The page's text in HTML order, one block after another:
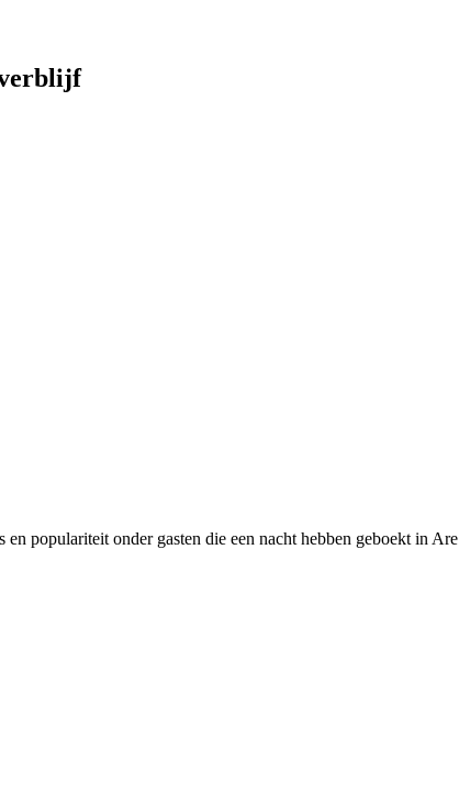
verblijf
en populariteit onder gasten die een nacht hebben geboekt in